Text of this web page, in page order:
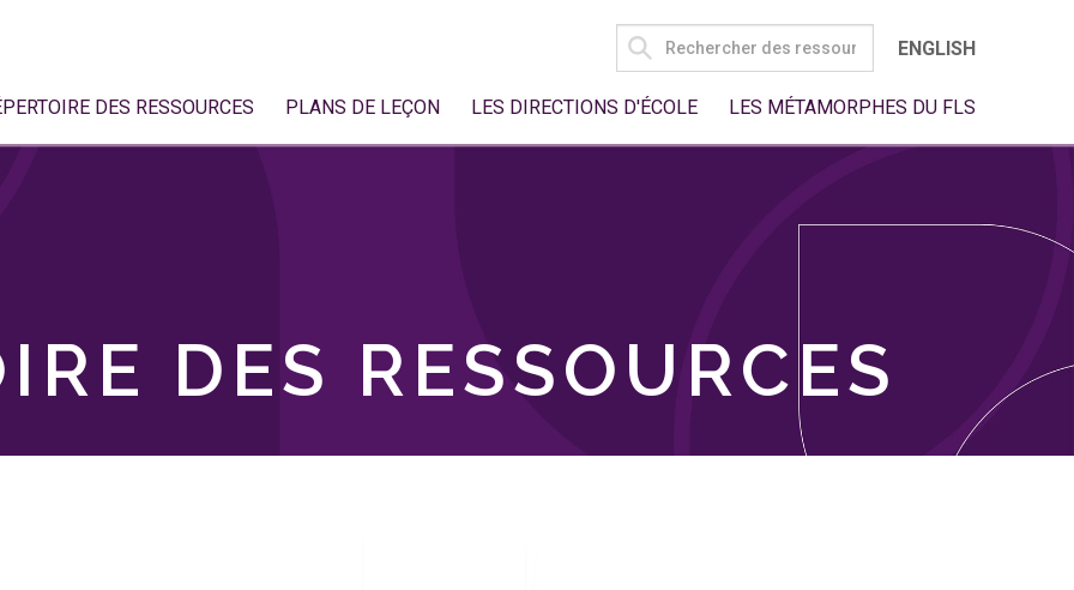
SEARCH
FOR:
ENGLISH
DES RESSOURCES PLANS DE LEÇON LES DIRECTIONS D'ÉCOLE LES MÉTAMORPHES DU FLS
DES RESSOURCES